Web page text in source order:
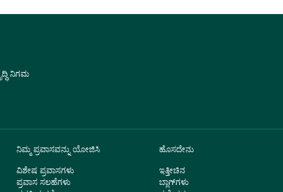
ನಿಗಮ
ನಿಮ್ಮ ಪ್ರವಾಸವನ್ನು ಯೋಜಿಸಿ
ವಿಶೇಷ ಪ್ರವಾಸಗಳು
ಪ್ರವಾಸ ಸಲಹೆಗಳು
ಹೊಸದೇನು
ಇತ್ತೀಚಿನ
ಬ್ಲಾಗ್‌ಗಳು